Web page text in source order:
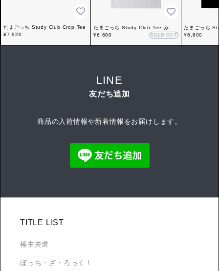
たまごっち Study Club Crop Tee
¥7,920
たまごっち Study Club Tee みみ
っち
¥6,600 SOLD OUT
たまごっち
¥6,600
LINE
友だち追加
商品の入荷情報や新着情報をお届けします。
TITLE LIST
極主夫道
ぼっち・ざ・ろっく！